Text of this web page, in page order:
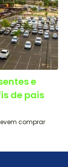
e
de pais
comprar